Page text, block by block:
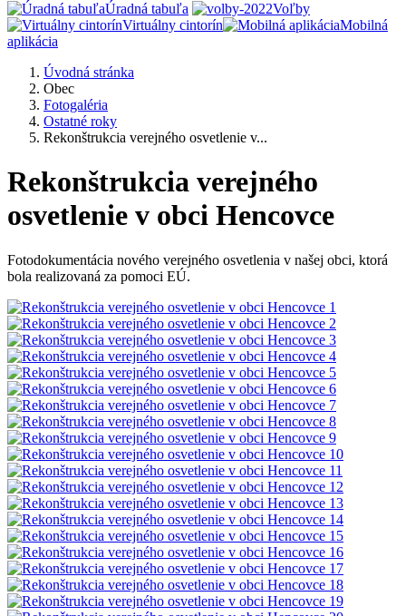
Úradná tabuľa
Voľby
Virtuálny cintorín
Mobilná
aplikácia
Úvodná stránka
Obec
Fotogaléria
Ostatné roky
Rekonštrukcia verejného osvetlenie v...
Rekonštrukcia verejného
osvetlenie v obci Hencovce
Fotodokumentácia nového verejného osvetlenia v našej obci, ktorá
bola realizovaná za pomoci EÚ.